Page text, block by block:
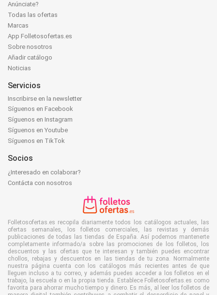
Anúnciate?
Todas las ofertas
Marcas
App Folletosofertas.es
Sobre nosotros
Añadir catálogo
Noticias
Servicios
Inscribirse en la newsletter
Síguenos en Facebook
Síguenos en Instagram
Síguenos en Youtube
Síguenos en TikTok
Socios
¿Interesado en colaborar?
Contácta con nosotros
Folletosofertas.es recopila diariamente todos los catálogos actuales, las
ofertas semanales, los folletos comerciales, las revistas y demás
publicaciones de todas las tiendas de España. Así podemos mantenerte
completamente informado/a sobre las promociones de los folletos, los
descuentos y las ofertas que te interesan y también puedes encontrar
chollos, rebajas y descuentos en las tiendas de tu zona. Normalmente
nuestra página cuenta con los catálogos más recientes antes de que
lleguen incluso a tu correo, y además puedes acceder a los folletos en el
trabajo, la escuela o en la propia tienda. Establece Folletosofertas.es como
favorita para ahorrar mucho tiempo y dinero. Es más, al leer los folletos de